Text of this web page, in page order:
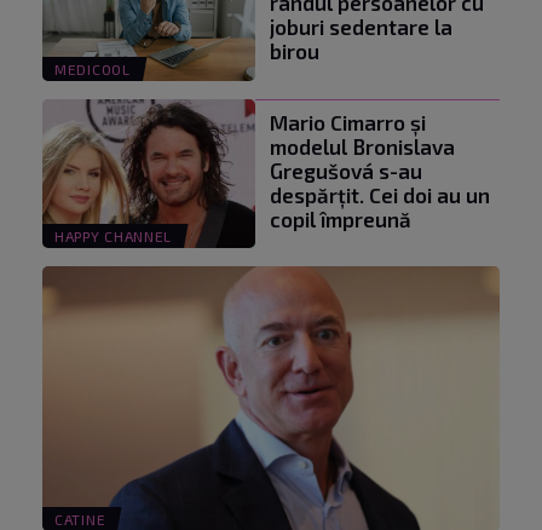
MEDICOOL
joburi sedentare la
birou
HAPPY CHANNEL
Mario Cimarro și
modelul Bronislava
Gregušová s-au
despărțit. Cei doi au un
copil împreună
CATINE